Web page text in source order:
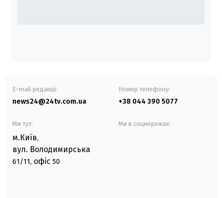
E-mail редакції
news24@24tv.com.ua
Номер телефону:
+38 044 390 5077
Ми тут:
м.Київ,
вул. Володимирська
61/11, офіс 50
Ми в соцмережах: